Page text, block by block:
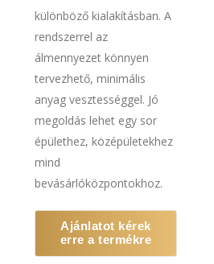
különböző kialakításban. A
rendszerrel az
álmennyezet könnyen
tervezhető, minimális
anyag vesztességgel. Jó
megoldás lehet egy sor
épülethez, középületekhez
mind
bevásárlóközpontokhoz.
Ajánlatot kérek
erre a termékre